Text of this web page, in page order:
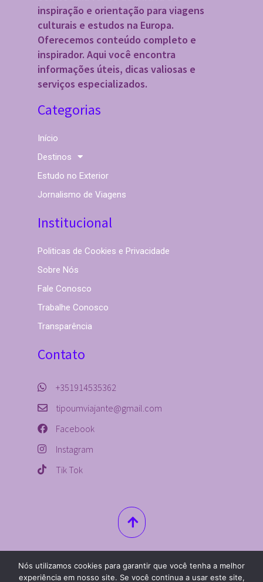
inspiração e orientação para viagens
culturais e estudos na Europa.
Oferecemos conteúdo completo e
inspirador. Aqui você encontra
informações úteis, dicas valiosas e
serviços especializados.
Categorias
Início
Destinos
Estudo no Exterior
Jornalismo de Viagens
Institucional
Politicas de Cookies e Privacidade
Sobre Nós
Fale Conosco
Trabalhe Conosco
Transparência
Contato
+351914535362
tipoumviajante@gmail.com
Facebook
Instagram
Tik Tok
© 2019 – 2021. Todos Os Direitos
Reservados
Nós utilizamos cookies para garantir que você tenha a melhor
experiência em nosso site. Se você continua a usar este site,